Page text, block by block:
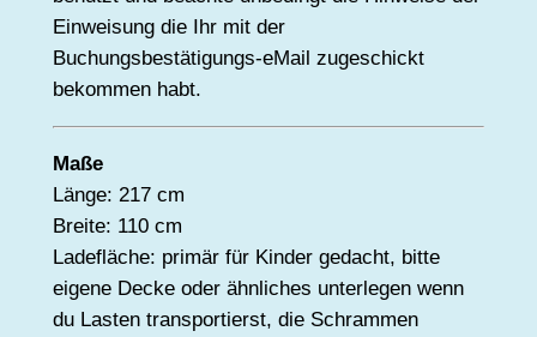
Einweisung die Ihr mit der
Buchungsbestätigungs-eMail zugeschickt
bekommen habt.
Maße
Länge: 217 cm
Breite: 110 cm
Ladefläche: primär für Kinder gedacht, bitte
eigene Decke oder ähnliches unterlegen wenn
du Lasten transportierst, die Schrammen